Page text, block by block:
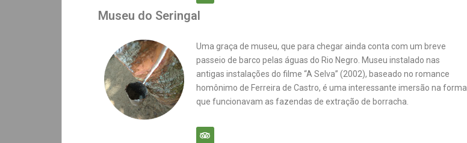
Museu do Seringal
Uma graça de museu, que para chegar ainda conta com um breve
passeio de barco pelas águas do Rio Negro. Museu instalado nas
antigas instalações do filme “A Selva” (2002), baseado no romance
homônimo de Ferreira de Castro, é uma interessante imersão na forma
que funcionavam as fazendas de extração de borracha.